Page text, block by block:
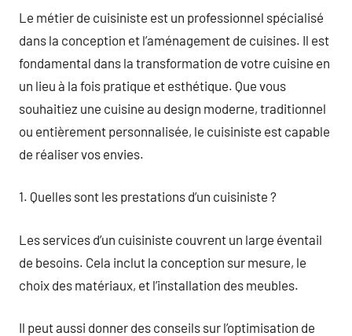
Le métier de cuisiniste est un professionnel spécialisé
dans la conception et l’aménagement de cuisines. Il est
fondamental dans la transformation de votre cuisine en
un lieu à la fois pratique et esthétique. Que vous
souhaitiez une cuisine au design moderne, traditionnel
ou entièrement personnalisée, le cuisiniste est capable
de réaliser vos envies.
1. Quelles sont les prestations d’un cuisiniste ?
Les services d’un cuisiniste couvrent un large éventail
de besoins. Cela inclut la conception sur mesure, le
choix des matériaux, et l’installation des meubles.
Il peut aussi donner des conseils sur l’optimisation de